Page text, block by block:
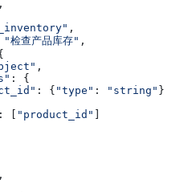
,
,
"检查产品库存" ,
,
: {
: { "type" : "string" }
: [ "product_id"
,